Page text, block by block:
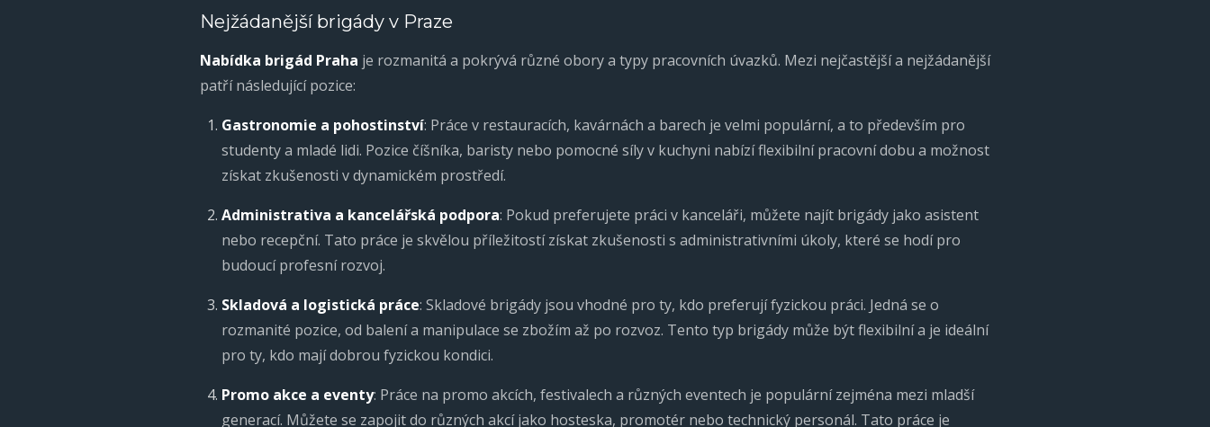
Nejžádanější brigády v Praze
Nabídka brigád Praha je rozmanitá a pokrývá různé obory a typy pracovních úvazků. Mezi nejčastější a nejžádanější
patří následující pozice:
Gastronomie a pohostinství: Práce v restauracích, kavárnách a barech je velmi populární, a to především pro
studenty a mladé lidi. Pozice číšníka, baristy nebo pomocné síly v kuchyni nabízí flexibilní pracovní dobu a možnost
získat zkušenosti v dynamickém prostředí.
Administrativa a kancelářská podpora: Pokud preferujete práci v kanceláři, můžete najít brigády jako asistent
nebo recepční. Tato práce je skvělou příležitostí získat zkušenosti s administrativními úkoly, které se hodí pro
budoucí profesní rozvoj.
Skladová a logistická práce: Skladové brigády jsou vhodné pro ty, kdo preferují fyzickou práci. Jedná se o
rozmanité pozice, od balení a manipulace se zbožím až po rozvoz. Tento typ brigády může být flexibilní a je ideální
pro ty, kdo mají dobrou fyzickou kondici.
Promo akce a eventy: Práce na promo akcích, festivalech a různých eventech je populární zejména mezi mladší
generací. Můžete se zapojit do různých akcí jako hosteska, promotér nebo technický personál. Tato práce je